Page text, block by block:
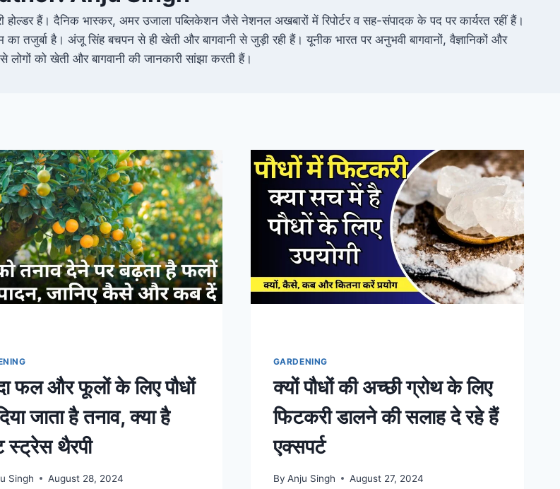
होल्डर हैं। दैनिक भास्कर, अमर उजाला पब्लिकेशन जैसे नेशनल अखबारों में रिपोर्टर व सह-संपादक के पद पर कार्यरत रहीं हैं।
तजुर्बा है। अंजू सिंह बचपन से ही खेती और बागवानी से जुड़ी रही हैं। यूनीक भारत पर अनुभवी बागवानों, वैज्ञानिकों और
लोगों को खेती और बागवानी की जानकारी सांझा करती हैं।
फल और फूलों के लिए पौधों
जाता है तनाव, क्या है
स्ट्रेस थैरपी
Singh August 28, 2024
GARDENING
क्यों पौधों की अच्छी ग्रोथ के लिए
फिटकरी डालने की सलाह दे रहे हैं
एक्सपर्ट
By Anju Singh August 27, 2024